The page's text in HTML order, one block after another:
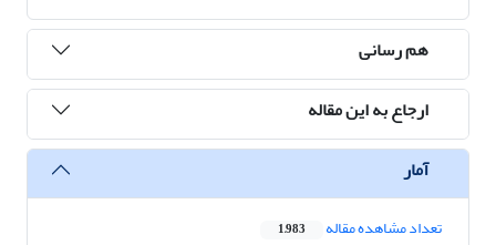
هم رسانی
ارجاع به این مقاله
آمار
تعداد مشاهده مقاله 1,983